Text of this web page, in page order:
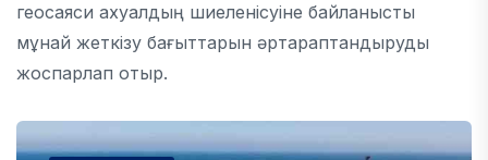
геосаяси ахуалдың шиеленісуіне байланысты
мұнай жеткізу бағыттарын әртараптандыруды
жоспарлап отыр.